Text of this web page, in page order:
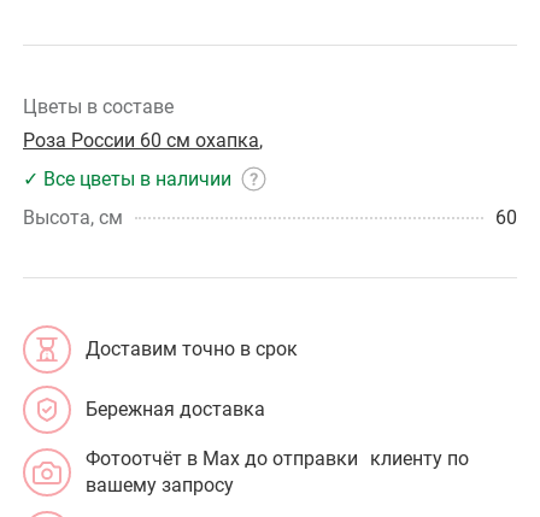
Цветы в составе
Роза России 60 см охапка,
✓ Все цветы в наличии
Высота, см
60
Доставим точно в срок
Бережная доставка
Фотоотчёт в Max до отправки клиенту по
вашему запросу